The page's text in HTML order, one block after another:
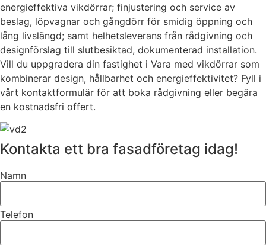
energieffektiva vikdörrar; finjustering och service av
beslag, löpvagnar och gångdörr för smidig öppning och
lång livslängd; samt helhetsleverans från rådgivning och
designförslag till slutbesiktad, dokumenterad installation.
Vill du uppgradera din fastighet i Vara med vikdörrar som
kombinerar design, hållbarhet och energieffektivitet? Fyll i
vårt kontaktformulär för att boka rådgivning eller begära
en kostnadsfri offert.
Kontakta ett bra fasadföretag idag!
Namn
Telefon